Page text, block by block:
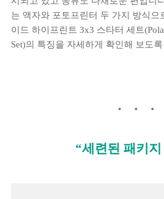
는 액자와 포토프린터 두 가지 방식으
이드 하이프린트 3x3 스타터 세트
Set)의 특징을 자세하게 확인해 보도
“세련된 패키